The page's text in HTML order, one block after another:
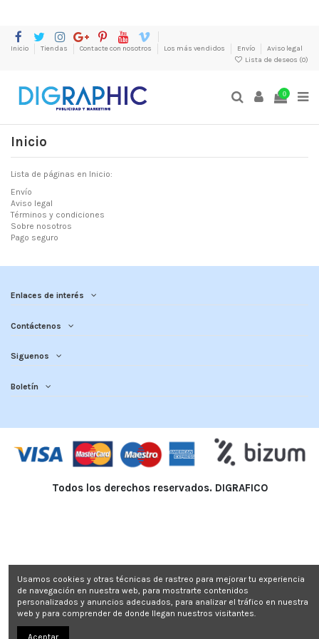
Inicio Tiendas Contacte con nosotros Los más vendidos Envío
Aviso legal
Lista de deseos (0)
0
Inicio
Lista de páginas en Inicio:
Envío
Aviso legal
Términos y condiciones
Sobre nosotros
Pago seguro
Enlaces de interés
Contáctenos
Siguenos
Boletín
Todos los derechos reservados. DIGRAFICO
Usamos cookies y otras técnicas de rastreo para mejorar tu experiencia
de navegación en nuestra web, para mostrarte contenidos
personalizados y anuncios adecuados, para analizar el tráfico en nuestra
web y para comprender de donde llegan nuestros visitantes.
Aceptar